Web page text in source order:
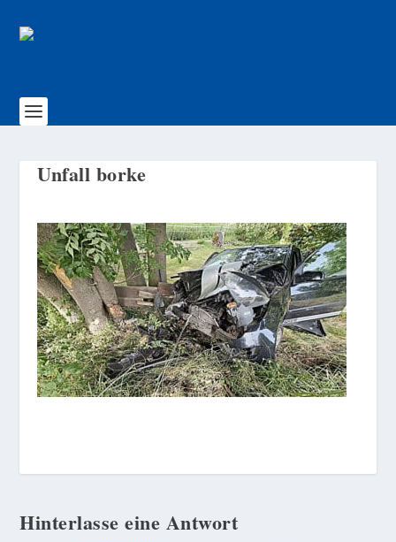
Unfall borke
Hinterlasse eine Antwort